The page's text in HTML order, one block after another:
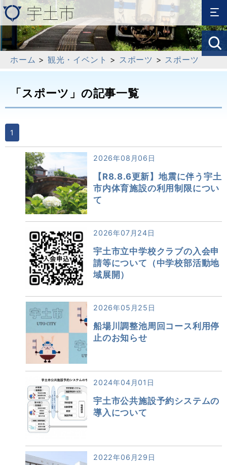
ホーム > 観光・イベント > スポーツ > スポーツ
「スポーツ」の記事一覧
1
2026年08月06日
【R8.8.6更新】地震に伴う宇土
市内体育施設の利用制限につい
て
2026年07月24日
宇土市立中学校クラブの入会申
請等について（中学校部活動地
域展開）
2026年05月25日
船場川調整池周回コース利用停
止のお知らせ
2024年04月01日
宇土市公共施設予約システムの
導入について
2022年06月29日